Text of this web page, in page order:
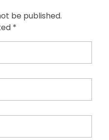
be published.
*